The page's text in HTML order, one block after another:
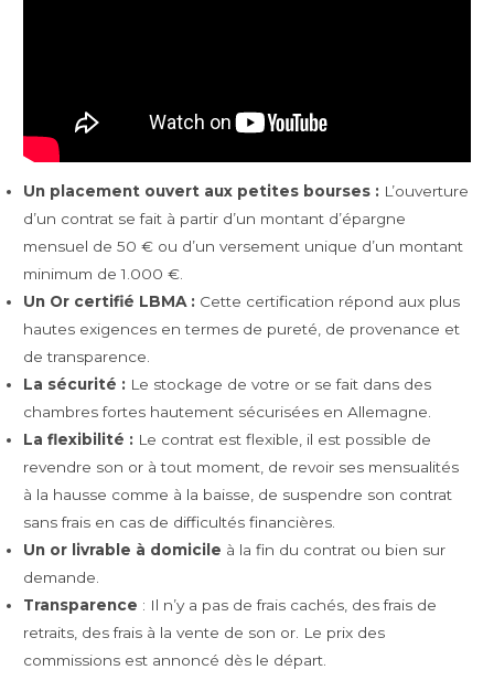
Un placement ouvert aux petites bourses : L’ouverture
d’un contrat se fait à partir d’un montant d’épargne
mensuel de 50 € ou d’un versement unique d’un montant
minimum de 1.000 €.
Un Or certifié LBMA : Cette certification répond aux plus
hautes exigences en termes de pureté, de provenance et
de transparence.
La sécurité : Le stockage de votre or se fait dans des
chambres fortes hautement sécurisées en Allemagne.
La flexibilité : Le contrat est flexible, il est possible de
revendre son or à tout moment, de revoir ses mensualités
à la hausse comme à la baisse, de suspendre son contrat
sans frais en cas de difficultés financières.
Un or livrable à domicile à la fin du contrat ou bien sur
demande.
Transparence : Il n’y a pas de frais cachés, des frais de
retraits, des frais à la vente de son or. Le prix des
commissions est annoncé dès le départ.